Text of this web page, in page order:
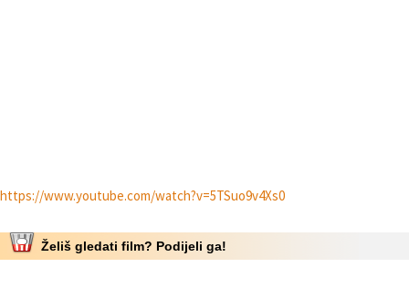
https://www.youtube.com/watch?v=5TSuo9v4Xs0
Želiš gledati film? Podijeli ga!